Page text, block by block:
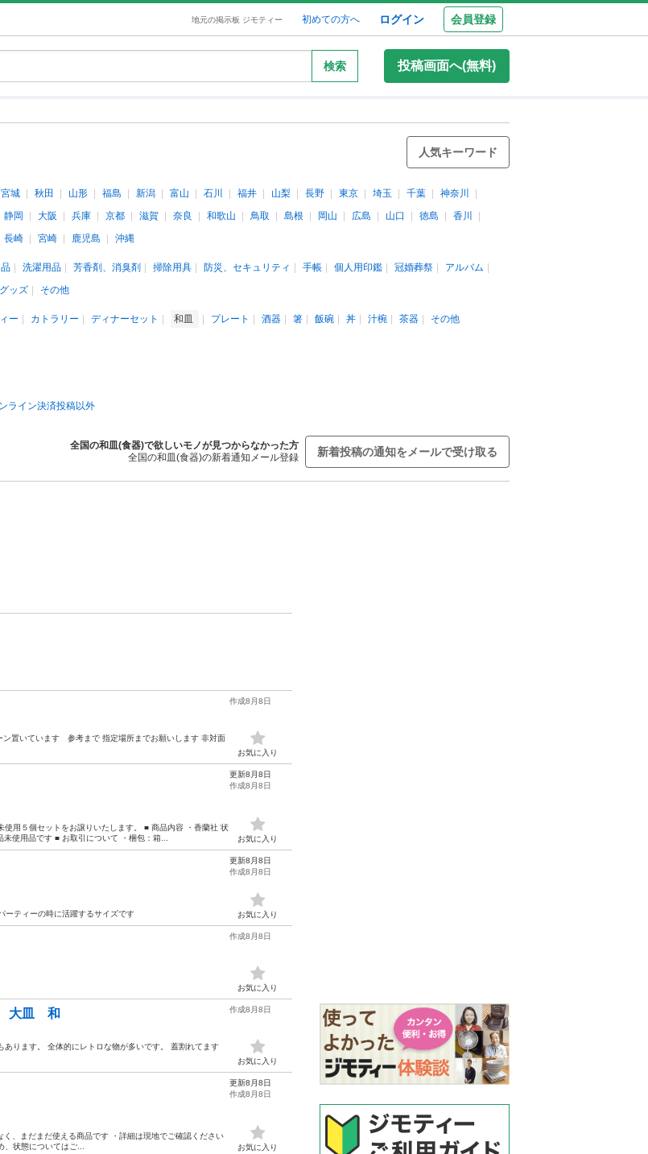
地元の掲示板 ジモティー 初めての方へ ログイン 会員登録
検索 投稿画面へ(無料)
人気キーワード
宮城 秋田 山形 福島 新潟 富山 石川 福井 山梨 長野 東京 埼玉 千葉
神奈川
静岡 大阪 兵庫 京都 滋賀 奈良 和歌山 鳥取 島根 岡山 広島 山口 徳島
香川
長崎 宮崎 鹿児島 沖縄
洗濯用品 芳香剤、消臭剤 掃除用具 防災、セキュリティ 手帳 個人用印鑑 冠婚葬祭
アルバム
ッズ その他
ー カトラリー ディナーセット 和皿 プレート 酒器 箸 飯碗 丼 汁椀 茶器 その他
ライン決済投稿以外
全国の和皿(食器)で欲しいモノが見つからなかった方
全国の和皿(食器)の新着通知メール登録
新着投稿の通知をメールで受け取る
置いています 参考まで 指定場所までお願いします 非対面
作成8月8日
お気に入り
用５個セットをお譲りいたします。 ■ 商品内容 ・香蘭社 状
使用品です ■ お取引について ・梱包：箱...
更新8月8日
作成8月8日
お気に入り
ーティーの時に活躍するサイズです
更新8月8日
作成8月8日
お気に入り
作成8月8日
お気に入り
大皿 和
ります。 全体的にレトロな物が多いです。 蓋割れてます
作成8月8日
お気に入り
、まだまだ使える商品です ・詳細は現地でご確認ください
状態についてはご...
更新8月8日
作成8月8日
お気に入り